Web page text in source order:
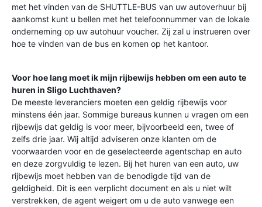
met het vinden van de SHUTTLE-BUS van uw autoverhuur bij
aankomst kunt u bellen met het telefoonnummer van de lokale
onderneming op uw autohuur voucher. Zij zal u instrueren over
hoe te vinden van de bus en komen op het kantoor.
Voor hoe lang moet ik mijn rijbewijs hebben om een auto te
huren in Sligo Luchthaven?
De meeste leveranciers moeten een geldig rijbewijs voor
minstens één jaar. Sommige bureaus kunnen u vragen om een
rijbewijs dat geldig is voor meer, bijvoorbeeld een, twee of
zelfs drie jaar. Wij altijd adviseren onze klanten om de
voorwaarden voor en de geselecteerde agentschap en auto
en deze zorgvuldig te lezen. Bij het huren van een auto, uw
rijbewijs moet hebben van de benodigde tijd van de
geldigheid. Dit is een verplicht document en als u niet wilt
verstrekken, de agent weigert om u de auto vanwege een